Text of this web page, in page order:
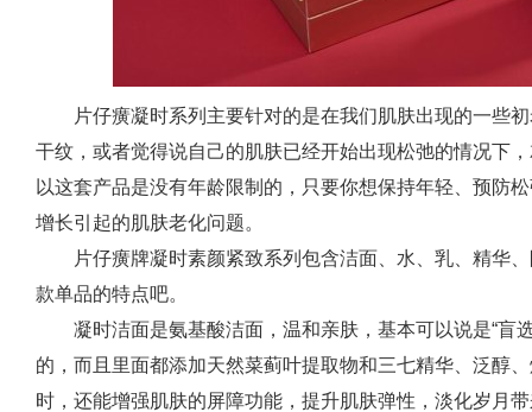
片仔癀凝时系列主要针对的是在我们肌肤出现的一些
干纹，或者觉得说自己的肌肤已经开始出现松弛的情况下
以这套产品是没有年龄限制的，只要你想保持年轻、预防
增长引起的肌肤老化问题。
片仔癀牌凝时素颜紧致系列包含洁面、水、乳、精华
款单品的特点吧。
凝时洁面是氨基酸洁面，温和亲肤，基本可以说是“盲
的，而且里面都添加天然菜蓟叶提取物和三七精华、泛醇
时，还能增强肌肤的屏障功能，提升肌肤弹性，淡化岁月